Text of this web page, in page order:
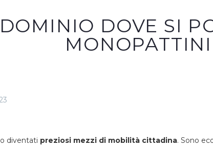
DOVE SI
diventati preziosi mezzi di mobilità cittadina. Sono